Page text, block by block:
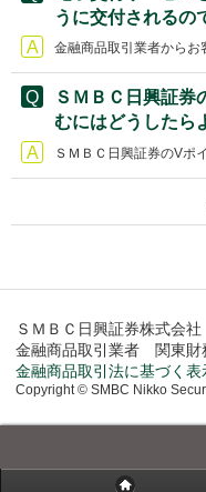
うに交付されるの
金融商品取引業者からお
ＳＭＢＣ日興証券
むにはどうしたら
ＳＭＢＣ日興証券のVポ
ＳＭＢＣ日興証券株式会社
金融商品取引業者 関東財
金融商品取引法に基づく表
Copyright © SMBC Nikko